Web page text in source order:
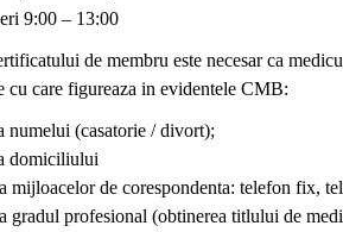
9:00 – 13:00
de membru este necesar ca
cu care figureaza in evidentele CMB:
numelui (casatorie / divort);
domiciliului
mijloacelor de corespondenta: telefon fix,
gradul profesional (obtinerea titlului de